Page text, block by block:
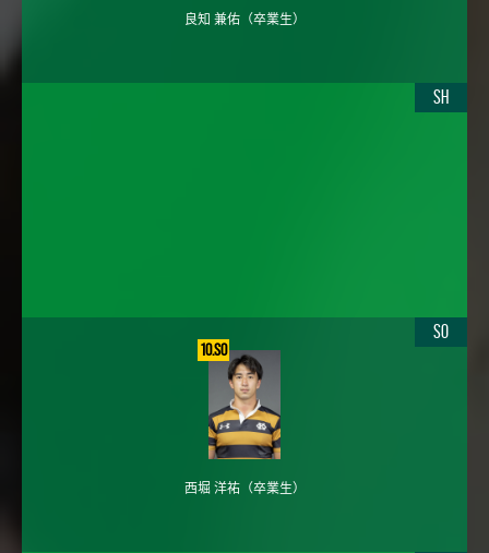
良知 兼佑（卒業生）
SH
10.SO
西堀 洋祐（卒業生）
SO